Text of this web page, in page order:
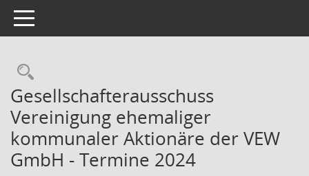
Toggle navigation
Rechercheauswahl
Gesellschafterausschuss
Vereinigung ehemaliger
kommunaler Aktionäre der VEW
GmbH - Termine 2024